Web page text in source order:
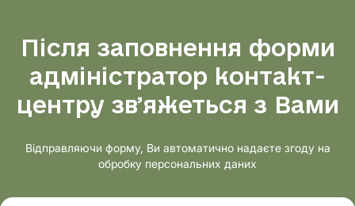
Після заповнення форми
адміністратор контакт-
центру звʼяжеться з Вами
Відправляючи форму, Ви автоматично надаєте згоду на
обробку персональних даних